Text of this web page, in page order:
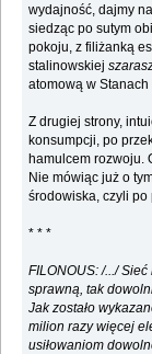
wydajność, dajmy
siedząc po sutym
pokoju, z filiżanką
stalinowskiej
atomową w
Z drugiej strony,
konsumpcji, po
hamulcem rozwoju.
Nie mówiąc już o
środowiska, czyli po
* * *
FILONOUS: /.../
sprawną, tak
Jak zostało
milion razy więcej
usiłowaniom